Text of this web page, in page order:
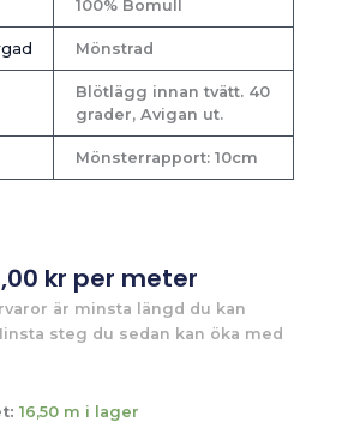
100% Bomull
Mönstrad
Blötlägg innan tvätt. 40
grader, Avigan ut.
Mönsterrapport: 10cm
kr per meter
är minsta längd du kan
steg du sedan kan öka med
16,50 m i lager